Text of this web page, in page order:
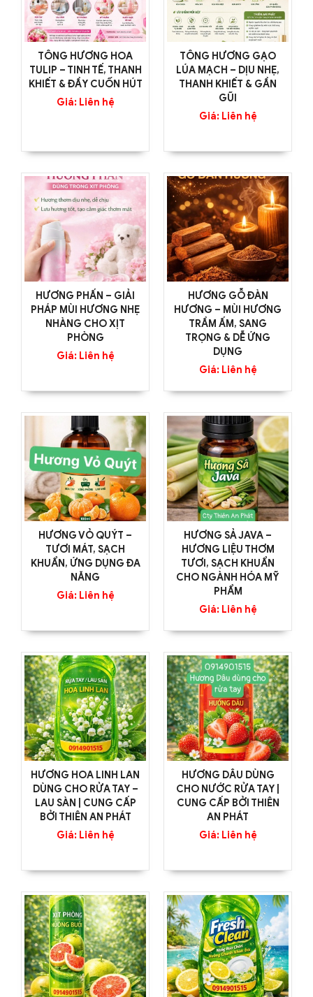
TÔNG HƯƠNG HOA
TULIP – TINH TẾ, THANH
KHIẾT & ĐẦY CUỐN HÚT
Giá: Liên hệ
TÔNG HƯƠNG GẠO
LÚA MẠCH – DỊU NHẸ,
THANH KHIẾT & GẦN
GŨI
Giá: Liên hệ
HƯƠNG PHẤN – GIẢI
PHÁP MÙI HƯƠNG NHẸ
NHÀNG CHO XỊT
PHÒNG
Giá: Liên hệ
HƯƠNG GỖ ĐÀN
HƯƠNG – MÙI HƯƠNG
TRẦM ẤM, SANG
TRỌNG & DỄ ỨNG
DỤNG
Giá: Liên hệ
HƯƠNG VỎ QUÝT –
TƯƠI MÁT, SẠCH
KHUẨN, ỨNG DỤNG ĐA
NĂNG
Giá: Liên hệ
HƯƠNG SẢ JAVA –
HƯƠNG LIỆU THƠM
TƯƠI, SẠCH KHUẨN
CHO NGÀNH HÓA MỸ
PHẨM
Giá: Liên hệ
HƯƠNG HOA LINH LAN
DÙNG CHO RỬA TAY –
LAU SÀN | CUNG CẤP
BỞI THIÊN AN PHÁT
Giá: Liên hệ
HƯƠNG DÂU DÙNG
CHO NƯỚC RỬA TAY |
CUNG CẤP BỞI THIÊN
AN PHÁT
Giá: Liên hệ